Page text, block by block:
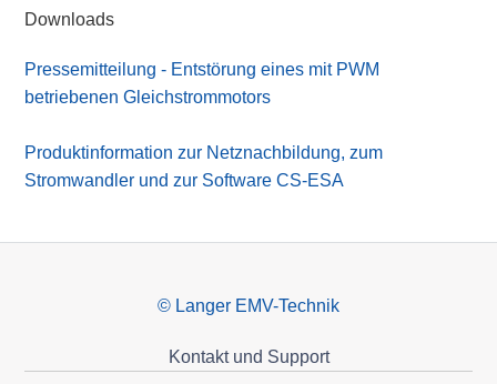
Downloads
Pressemitteilung - Entstörung eines mit PWM
betriebenen Gleichstrommotors
Produktinformation zur Netznachbildung, zum
Stromwandler und zur Software CS-ESA
© Langer EMV-Technik
Kontakt und Support